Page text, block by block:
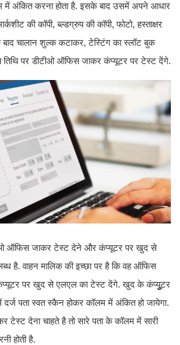
में अंकित करना होता है. इसके बाद उसमें अपने आधार
की कॉपी, ब्ल्डग्रुप की कॉपी, फोटो, हस्ताक्षर
चालान शुल्क कटाकर, टेस्टिंग का स्लॉट बुक
तिथि पर डीटीओ ऑफिस जाकर कंप्यूटर पर टेस्ट देंगे.
ऑफिस जाकर टेस्ट देने और कंप्यूटर पर खुद से
है. वाहन मालिक की इच्छा पर है कि वह ऑफिस
पर खुद से एलएल का टेस्ट देंगे. खुद के कंप्यूुटर
पता स्वत स्कैन होकर कॉलम में अंकित हो जायेगा.
देना चाहते है तो सारे पता के कॉलम में सारी
होती है.